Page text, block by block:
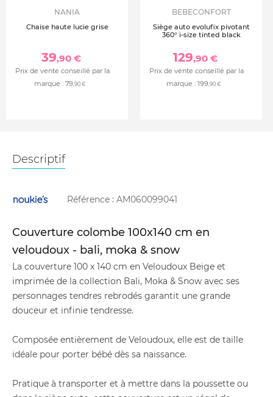
NANIA
Chaise haute lucie grise
39,90 €
Prix de vente conseillé par la
marque : 79,90 €
BEBECONFORT
Siège auto evolufix pivotant
360° i-size tinted black
129,90 €
Prix de vente conseillé par la
marque : 199,90 €
Descriptif
Référence : AM060099041
Couverture colombe 100x140 cm en
veloudoux - bali, moka & snow
La couverture 100 x 140 cm en Veloudoux Beige et
imprimée de la collection Bali, Moka & Snow avec ses
personnages tendres rebrodés garantit une grande
douceur et infinie tendresse.
Composée entièrement de Veloudoux, elle est de taille
idéale pour porter bébé dès sa naissance.
Pratique à transporter et à mettre dans la poussette ou